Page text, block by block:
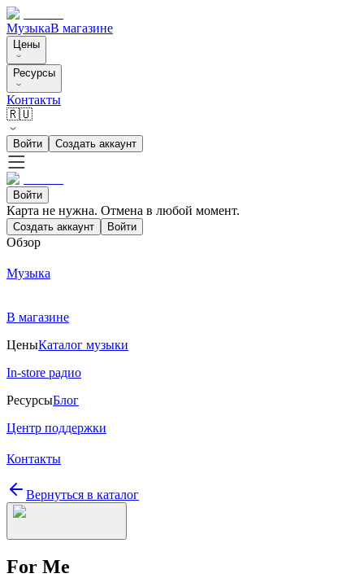
МузыкаВ магазине
Цены
Ресурсы
Контакты
🇷🇺
Войти Создать аккаунт
Войти
Карта не нужна. Отмена в любой момент.
Создать аккаунт Войти
Обзор
Музыка
В магазине
ЦеныКаталог музыки
In-store радио
РесурсыБлог
Центр поддержки
Контакты
Вернуться в каталог
For Me